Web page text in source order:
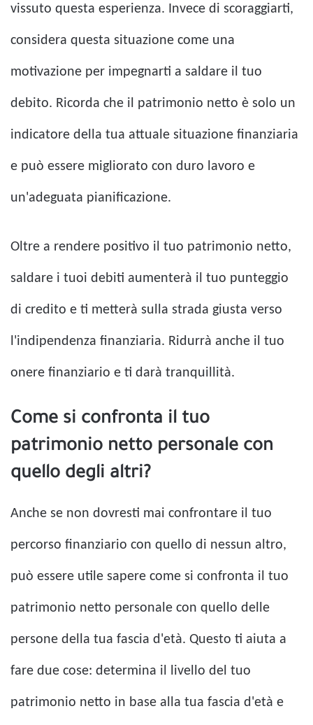
vissuto questa esperienza. Invece di scoraggiarti,
considera questa situazione come una
motivazione per impegnarti a saldare il tuo
debito. Ricorda che il patrimonio netto è solo un
indicatore della tua attuale situazione finanziaria
e può essere migliorato con duro lavoro e
un'adeguata pianificazione.
Oltre a rendere positivo il tuo patrimonio netto,
saldare i tuoi debiti aumenterà il tuo punteggio
di credito e ti metterà sulla strada giusta verso
l'indipendenza finanziaria. Ridurrà anche il tuo
onere finanziario e ti darà tranquillità.
Come si confronta il tuo
patrimonio netto personale con
quello degli altri?
Anche se non dovresti mai confrontare il tuo
percorso finanziario con quello di nessun altro,
può essere utile sapere come si confronta il tuo
patrimonio netto personale con quello delle
persone della tua fascia d'età. Questo ti aiuta a
fare due cose: determina il livello del tuo
patrimonio netto in base alla tua fascia d'età e